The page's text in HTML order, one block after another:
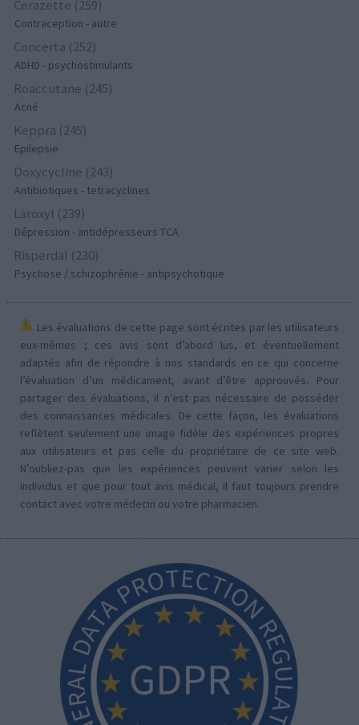
Cerazette (259)
Contraception - autre
Concerta (252)
ADHD - psychostimulants
Roaccutane (245)
Acné
Keppra (245)
Epilepsie
Doxycycline (243)
Antibiotiques - tetracyclines
Laroxyl (239)
Dépression - antidépresseurs TCA
Risperdal (230)
Psychose / schizophrénie - antipsychotique
Les évaluations de cette page sont écrites par les utilisateurs
eux-mêmes ; ces avis sont d’abord lus, et éventuellement
adaptés afin de répondre à nos standards en ce qui concerne
l’évaluation d’un médicament, avant d’être approuvés. Pour
partager des évaluations, il n’est pas nécessaire de posséder
des connaissances médicales. De cette façon, les évaluations
reflètent seulement une image fidèle des expériences propres
aux utilisateurs et pas celle du propriétaire de ce site web.
N’oubliez-pas que les expériences peuvent varier selon les
individus et que pour tout avis médical, il faut toujours prendre
contact avec votre médecin ou votre pharmacien.